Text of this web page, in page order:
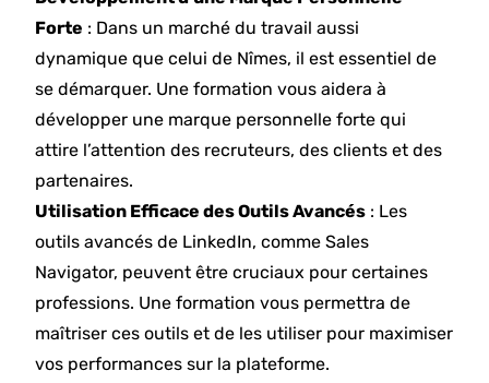
Forte : Dans un marché du travail aussi
dynamique que celui de Nîmes, il est essentiel de
se démarquer. Une formation vous aidera à
développer une marque personnelle forte qui
attire l’attention des recruteurs, des clients et des
partenaires.
Utilisation Efficace des Outils Avancés : Les
outils avancés de LinkedIn, comme Sales
Navigator, peuvent être cruciaux pour certaines
professions. Une formation vous permettra de
maîtriser ces outils et de les utiliser pour maximiser
vos performances sur la plateforme.